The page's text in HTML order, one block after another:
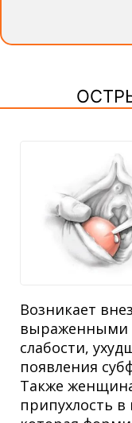
Возникает
выраженными
слабости,
появления
Также
припухлость